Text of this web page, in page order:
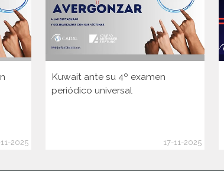
2025
Kuwait ante su 4º examen
periódico universal
17-11-2025